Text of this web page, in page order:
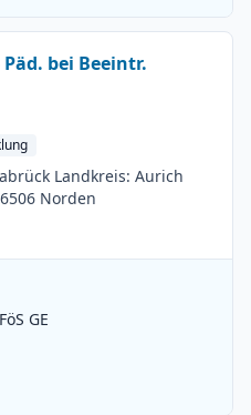
bei Beeintr.
Landkreis: Aurich
Norden
GE